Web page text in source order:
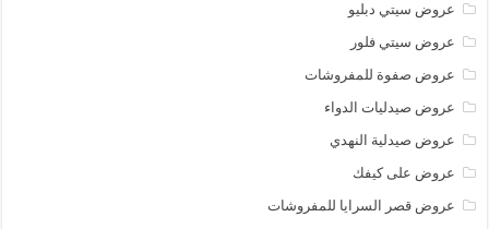
عروض سيتي دبليو
عروض سيتي فلور
عروض صفوة للمفروشات
عروض صيدليات الدواء
عروض صيدلية النهدي
عروض على كيفك
عروض قصر السرايا للمفروشات